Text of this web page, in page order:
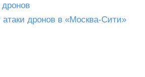
дронов в «Москва-Сити»